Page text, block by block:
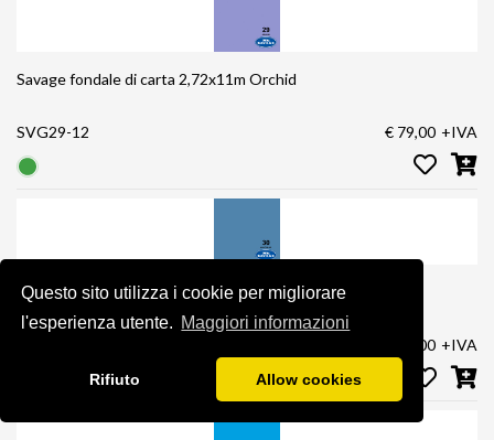
Questo sito utilizza i cookie per migliorare
l'esperienza utente. Maggiori informazioni
Rifiuto Allow cookies
Savage fondale di carta 2,72x11m Orchid
SVG29-12 € 79,00 +IVA
Savage fondale di carta 2,72x11m Gulf Blue
€ 79,00 +IVA